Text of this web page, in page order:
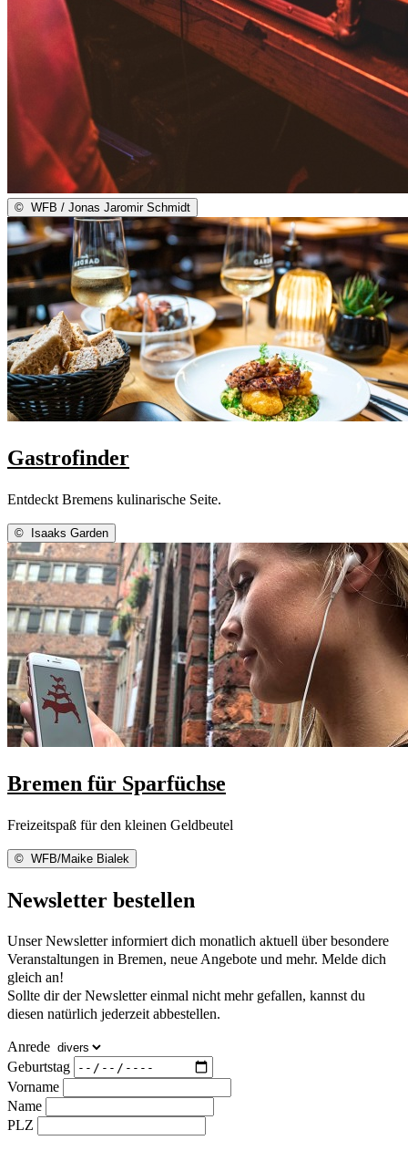
© WFB / Jonas Jaromir Schmidt
Gastrofinder
Entdeckt Bremens kulinarische Seite.
© Isaaks Garden
Bremen für Sparfüchse
Freizeitspaß für den kleinen Geldbeutel
© WFB/Maike Bialek
Newsletter bestellen
Unser Newsletter informiert dich monatlich aktuell über besondere
Veranstaltungen in Bremen, neue Angebote und mehr. Melde dich
gleich an!
Sollte dir der Newsletter einmal nicht mehr gefallen, kannst du
diesen natürlich jederzeit abbestellen.
Anrede
Geburtstag
Vorname
Name
PLZ